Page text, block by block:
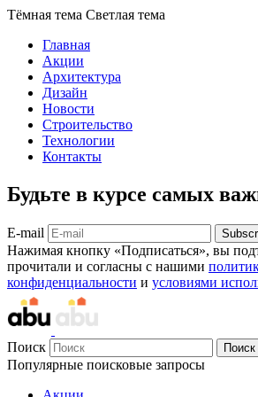
Тёмная тема Светлая тема
Главная
Акции
Архитектура
Дизайн
Новости
Строительство
Технологии
Контакты
Будьте в курсе самых
E-mail
Нажимая кнопку «Подписаться», вы
прочитали и согласны с нашими
конфиденциальности и условиями
Поиск Поиск
Популярные поисковые запросы